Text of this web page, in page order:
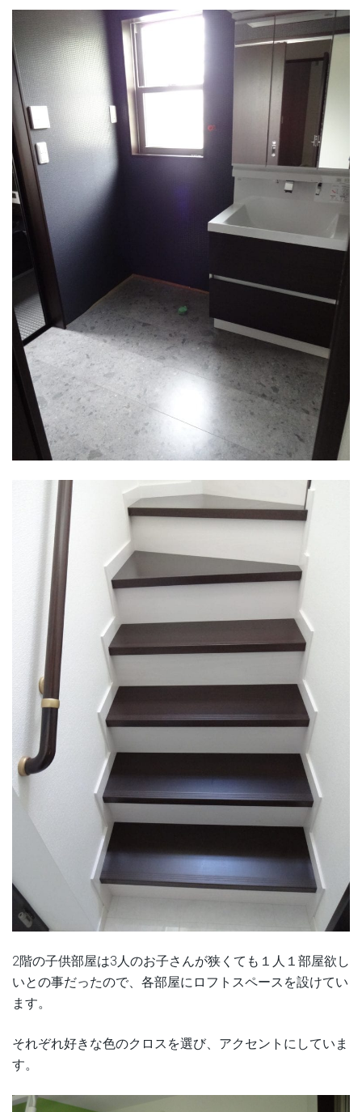
2階の子供部屋は3人のお子さんが狭くても１人１部屋欲し
いとの事だったので、各部屋にロフトスペースを設けてい
ます。
それぞれ好きな色のクロスを選び、アクセントにしていま
す。